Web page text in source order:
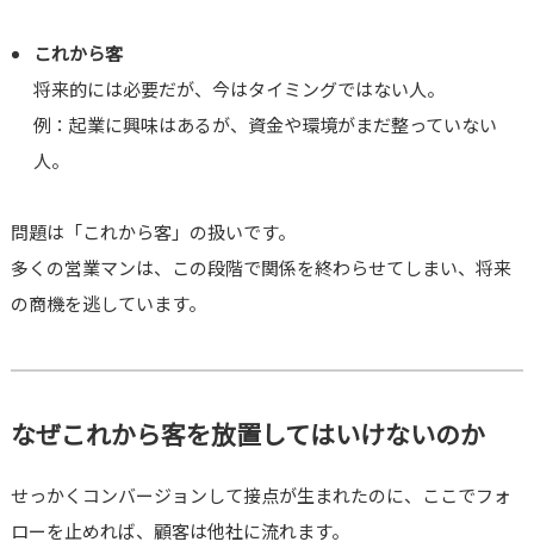
これから客
将来的には必要だが、今はタイミングではない人。
例：起業に興味はあるが、資金や環境がまだ整っていない
人。
問題は「これから客」の扱いです。
多くの営業マンは、この段階で関係を終わらせてしまい、将来
の商機を逃しています。
なぜこれから客を放置してはいけないのか
せっかくコンバージョンして接点が生まれたのに、ここでフォ
ローを止めれば、顧客は他社に流れます。